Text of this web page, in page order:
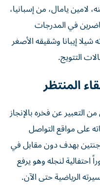
لامين يامال، من إسبانيا،
في المدرجات
إيبانا وشقيقه الأصغر
التتويج.
المنتظر
التعبير عن فخره بالإنجاز
على مواقع التواصل
بهدف دون مقابل في
لنجله وهو يرفع